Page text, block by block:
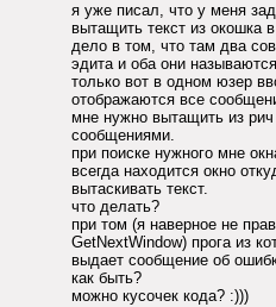
я уже писал, что у меня
вытащить текст из окошка
дело в том, что там два
эдита и оба они
только вот в одном юзер
отображаются все
мне нужно вытащить из
сообщениями.
при поиске нужного мне
всегда находится окно
вытаскивать текст.
что делать?
при том (я наверное не
GetNextWindow) прога из
выдает сообщение об
как быть?
можно кусочек кода? :)))